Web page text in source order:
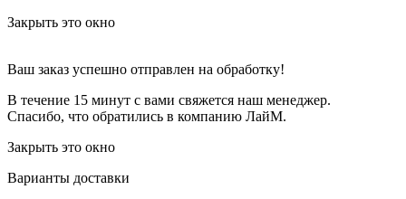
Закрыть это окно
Ваш заказ успешно отправлен на обработку!
В течение 15 минут с вами свяжется наш менеджер.
Спасибо, что обратились в компанию ЛайМ.
Закрыть это окно
Варианты доставки